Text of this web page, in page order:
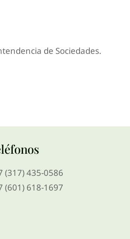
de Sociedades.
(317) 435-0586
(601) 618-1697